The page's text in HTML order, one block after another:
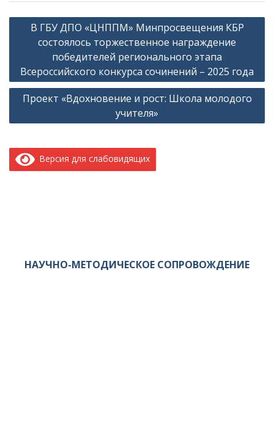
Навигация
записям
В ГБУ ДПО «ЦНППМ» Минпросвещения КБР
состоялось торжественное награждение
победителей регионального этапа
Всероссийского конкурса сочинений – 2025 года
Проект «Вдохновение и рост: Школа молодого
учителя»
Версия для слабовидящих
НАУЧНО-МЕТОДИЧЕСКОЕ СОПРОВОЖДЕНИЕ